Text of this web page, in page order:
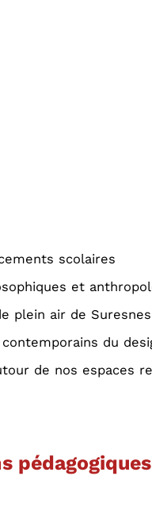
scolaires
et
plein air de
du
de nos espaces
pédagogiques